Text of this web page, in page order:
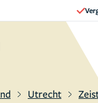
Utrecht